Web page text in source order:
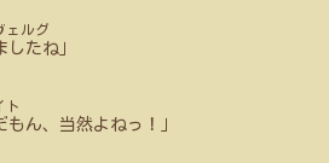
ェルグ
したね」
ト
もん、当然よねっ！」